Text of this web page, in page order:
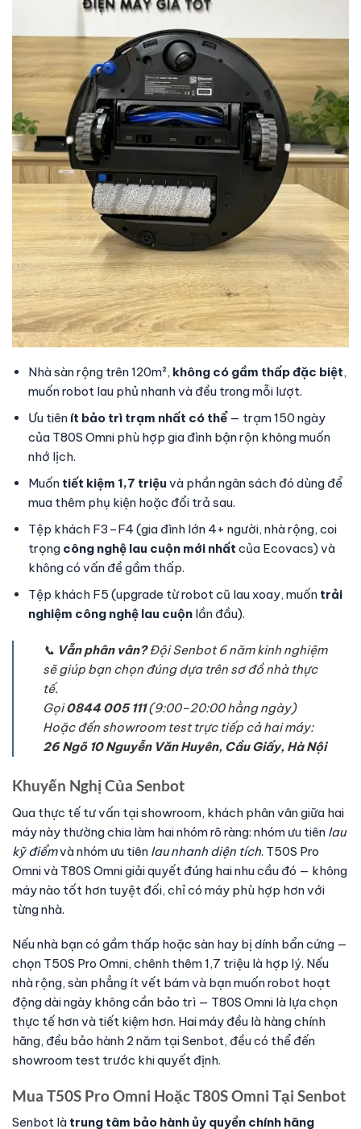
Nhà sàn rộng trên 120m², không có gầm thấp đặc biệt,
muốn robot lau phủ nhanh và đều trong mỗi lượt.
Ưu tiên ít bảo trì trạm nhất có thể— trạm 150 ngày
của T80S Omni phù hợp gia đình bận rộn không muốn
nhớ lịch.
Muốn tiết kiệm 1,7 triệu và phần ngân sách đó dùng để
mua thêm phụ kiện hoặc đổi trả sau.
Tệp khách F3–F4 (gia đình lớn 4+ người, nhà rộng, coi
trọng công nghệ lau cuộn mới nhất của Ecovacs) và
không có vấn đề gầm thấp.
Tệp khách F5 (upgrade từ robot cũ lau xoay, muốn trải
nghiệm công nghệ lau cuộnlần đầu).
📞 Vẫn phân vân?Đội Senbot 6 năm kinh nghiệm
sẽ giúp bạn chọn đúng dựa trên sơ đồ nhà thực
tế.
Gọi0844 005 111(9:00–20:00 hằng ngày)
Hoặc đến showroom test trực tiếp cả hai máy:
26 Ngõ 10 Nguyễn Văn Huyên, Cầu Giấy, Hà Nội
Khuyến Nghị Của Senbot
Qua thực tế tư vấn tại showroom, khách phân vân giữa hai
máy này thường chia làm hai nhóm rõ ràng: nhóm ưu tiên lau
kỹ điểmvà nhóm ưu tiên lau nhanh diện tích. T50S Pro
Omni và T80S Omni giải quyết đúng hai nhu cầu đó — không
máy nào tốt hơn tuyệt đối, chỉ có máy phù hợp hơn với
từng nhà.
Nếu nhà bạn có gầm thấp hoặc sàn hay bị dính bẩn cứng —
chọn T50S Pro Omni, chênh thêm 1,7 triệu là hợp lý. Nếu
nhà rộng, sàn phẳng ít vết bám và bạn muốn robot hoạt
động dài ngày không cần bảo trì — T80S Omni là lựa chọn
thực tế hơn và tiết kiệm hơn. Hai máy đều là hàng chính
hãng, đều bảo hành 2 năm tại Senbot, đều có thể đến
showroom test trước khi quyết định.
Mua T50S Pro Omni Hoặc T80S Omni Tại Senbot
Senbot là trung tâm bảo hành ủy quyền chính hãng